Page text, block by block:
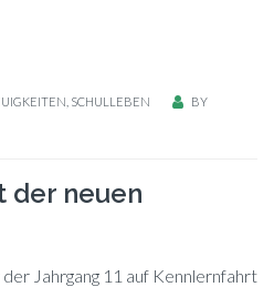
SCHULLEBEN BY
der neuen
Jahr­gang 11 auf Kenn­lern­fahrt